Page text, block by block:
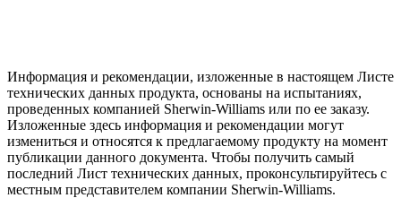
Информация и рекомендации, изложенные в настоящем Листе
технических данных продукта, основаны на испытаниях,
проведенных компанией Sherwin-Williams или по ее заказу.
Изложенные здесь информация и рекомендации могут
измениться и относятся к предлагаемому продукту на момент
публикации данного документа. Чтобы получить самый
последний Лист технических данных, проконсультируйтесь с
местным представителем компании Sherwin-Williams.